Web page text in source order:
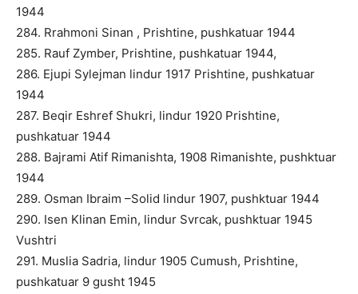
1944
284. Rrahmoni Sinan , Prishtine, pushkatuar 1944
285. Rauf Zymber, Prishtine, pushkatuar 1944,
286. Ejupi Sylejman lindur 1917 Prishtine, pushkatuar
1944
287. Beqir Eshref Shukri, lindur 1920 Prishtine,
pushkatuar 1944
288. Bajrami Atif Rimanishta, 1908 Rimanishte, pushktuar
1944
289. Osman Ibraim –Solid lindur 1907, pushktuar 1944
290. Isen Klinan Emin, lindur Svrcak, pushktuar 1945
Vushtri
291. Muslia Sadria, lindur 1905 Cumush, Prishtine,
pushkatuar 9 gusht 1945